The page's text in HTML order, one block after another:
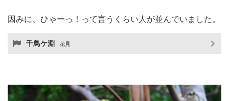
因みに、ひゃーっ！って言うくらい人が並んでいました。
千鳥ケ淵 花見